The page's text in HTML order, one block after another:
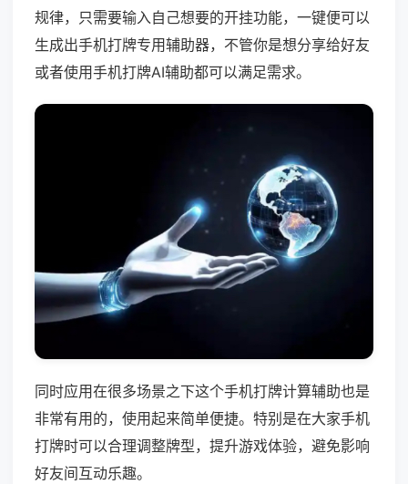
规律，只需要输入自己想要的开挂功能，一键便可以
生成出手机打牌专用辅助器，不管你是想分享给好友
或者使用手机打牌AI辅助都可以满足需求。
同时应用在很多场景之下这个手机打牌计算辅助也是
非常有用的，使用起来简单便捷。特别是在大家手机
打牌时可以合理调整牌型，提升游戏体验，避免影响
好友间互动乐趣。